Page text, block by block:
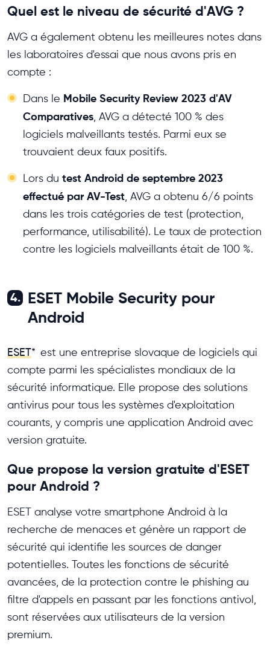
Quel est le niveau de sécurité d'AVG ?
AVG a également obtenu les meilleures notes dans
les laboratoires d'essai que nous avons pris en
compte :
Dans le Mobile Security Review 2023 d'AV
Comparatives , AVG a détecté 100 % des
logiciels malveillants testés. Parmi eux se
trouvaient deux faux positifs.
Lors du test Android de septembre 2023
effectué par AV-Test , AVG a obtenu 6/6 points
dans les trois catégories de test (protection,
performance, utilisabilité). Le taux de protection
contre les logiciels malveillants était de 100 %.
4. ESET Mobile Security pour
Android
ESET* est une entreprise slovaque de logiciels qui
compte parmi les spécialistes mondiaux de la
sécurité informatique. Elle propose des solutions
antivirus pour tous les systèmes d'exploitation
courants, y compris une application Android avec
version gratuite.
Que propose la version gratuite d'ESET
pour Android ?
ESET analyse votre smartphone Android à la
recherche de menaces et génère un rapport de
sécurité qui identifie les sources de danger
potentielles. Toutes les fonctions de sécurité
avancées, de la protection contre le phishing au
filtre d'appels en passant par les fonctions antivol,
sont réservées aux utilisateurs de la version
premium.